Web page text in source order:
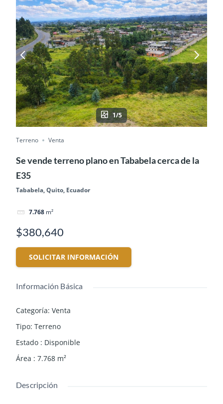
1/5
Terreno Venta
Se vende terreno plano en Tababela cerca de la
E35
Tababela, Quito, Ecuador
7.768 m²
$380,640
SOLICITAR INFORMACIÓN
Información Básica
Categoría: Venta
Tipo: Terreno
Estado : Disponible
Área : 7.768 m²
Descripción